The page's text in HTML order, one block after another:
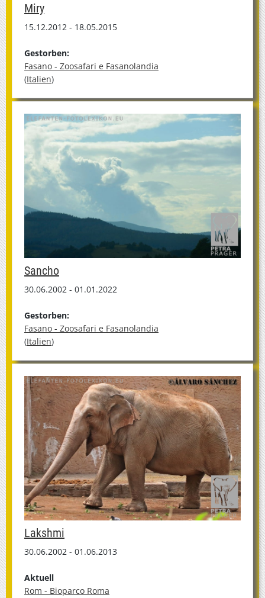
Miry
15.12.2012 - 18.05.2015
Gestorben:
Fasano - Zoosafari e Fasanolandia
(Italien)
Sancho
30.06.2002 - 01.01.2022
Gestorben:
Fasano - Zoosafari e Fasanolandia
(Italien)
Lakshmi
30.06.2002 - 01.06.2013
Aktuell
Rom - Bioparco Roma